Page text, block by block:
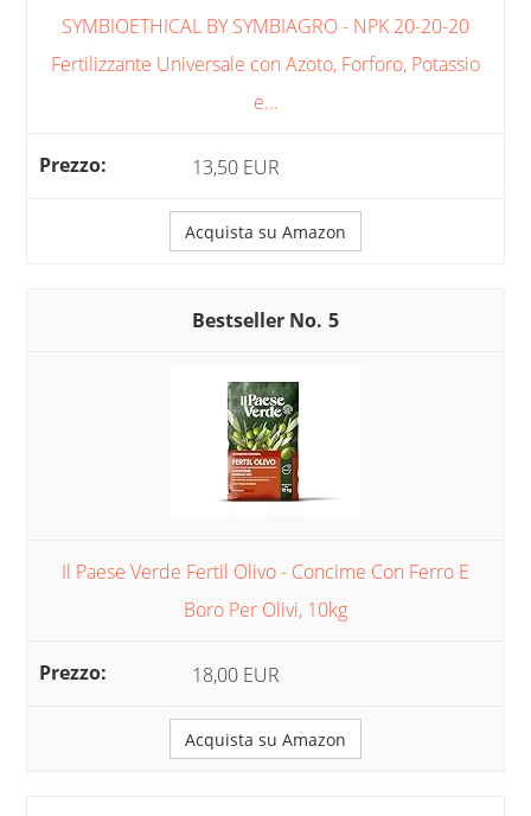
SYMBIOETHICAL BY SYMBIAGRO - NPK 20-20-20
Fertilizzante Universale con Azoto, Forforo, Potassio
e...
13,50 EUR
Acquista su Amazon
5
Il Paese Verde Fertil Olivo - Concime Con Ferro E
Boro Per Olivi, 10kg
18,00 EUR
Acquista su Amazon